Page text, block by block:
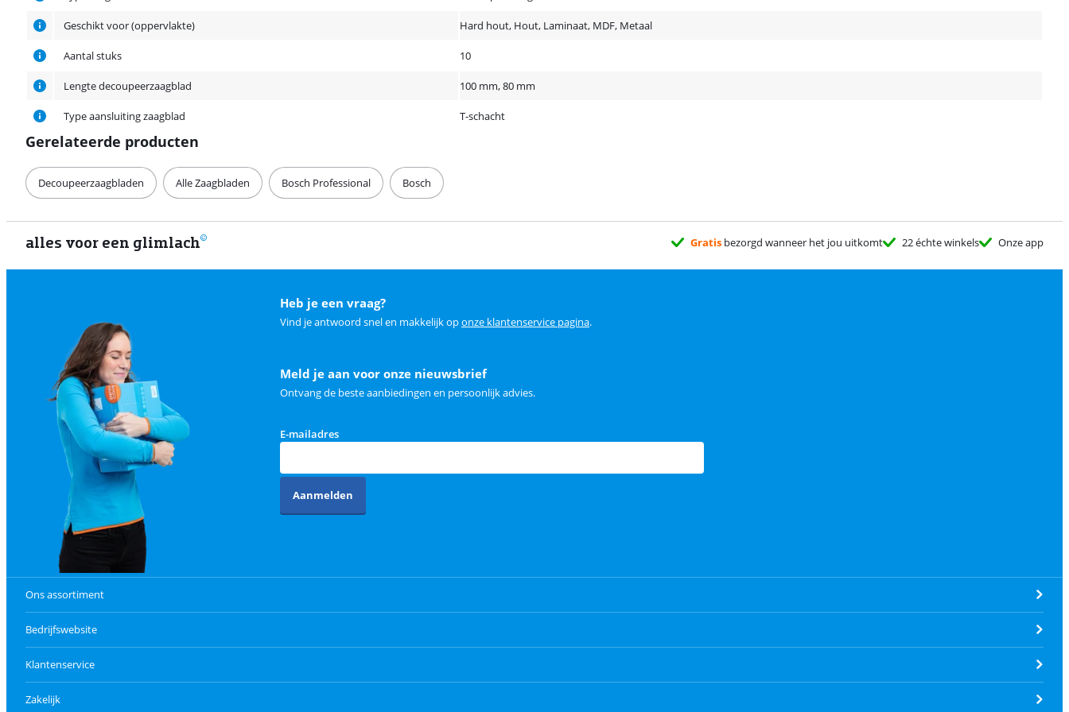
Geschikt voor (oppervlakte) Hard hout, Hout, Laminaat, MDF, Metaal
Aantal stuks 10
Lengte decoupeerzaagblad 100 mm, 80 mm
Type aansluiting zaagblad T-schacht
Gerelateerde producten
Decoupeerzaagbladen Alle Zaagbladen Bosch Professional Bosch
alles voor een glimlach Gratis bezorgd wanneer het jou uitkomt 22 échte winkels Onze app
Heb je een vraag?
Vind je antwoord snel en makkelijk oponze klantenservice pagina.
Meld je aan voor onze nieuwsbrief
Ontvang de beste aanbiedingen en persoonlijk advies.
E-mailadres
Aanmelden
Ons assortiment
Bedrijfswebsite
Klantenservice
Zakelijk